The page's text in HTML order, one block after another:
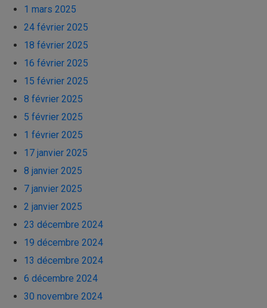
1 mars 2025
24 février 2025
18 février 2025
16 février 2025
15 février 2025
8 février 2025
5 février 2025
1 février 2025
17 janvier 2025
8 janvier 2025
7 janvier 2025
2 janvier 2025
23 décembre 2024
19 décembre 2024
13 décembre 2024
6 décembre 2024
30 novembre 2024